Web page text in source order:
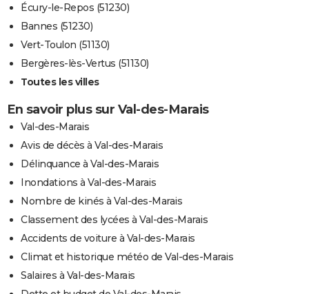
Écury-le-Repos (51230)
Bannes (51230)
Vert-Toulon (51130)
Bergères-lès-Vertus (51130)
Toutes les villes
En savoir plus sur Val-des-Marais
Val-des-Marais
Avis de décès à Val-des-Marais
Délinquance à Val-des-Marais
Inondations à Val-des-Marais
Nombre de kinés à Val-des-Marais
Classement des lycées à Val-des-Marais
Accidents de voiture à Val-des-Marais
Climat et historique météo de Val-des-Marais
Salaires à Val-des-Marais